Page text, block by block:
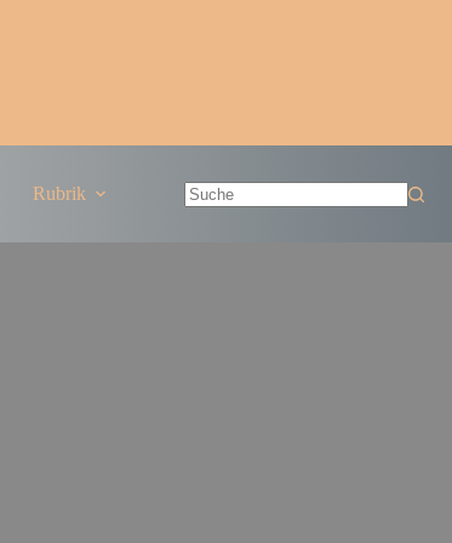
Rubrik